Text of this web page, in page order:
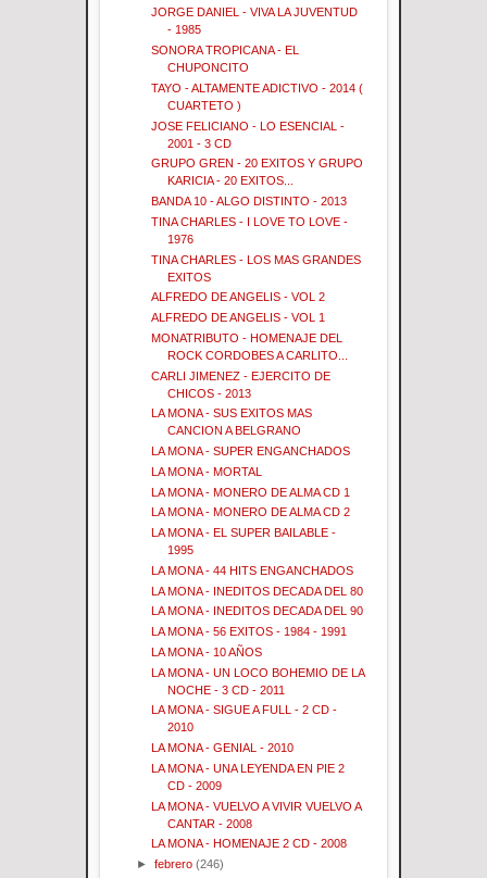
JORGE DANIEL - VIVA LA JUVENTUD
- 1985
SONORA TROPICANA - EL
CHUPONCITO
TAYO - ALTAMENTE ADICTIVO - 2014 (
CUARTETO )
JOSE FELICIANO - LO ESENCIAL -
2001 - 3 CD
GRUPO GREN - 20 EXITOS Y GRUPO
KARICIA - 20 EXITOS...
BANDA 10 - ALGO DISTINTO - 2013
TINA CHARLES - I LOVE TO LOVE -
1976
TINA CHARLES - LOS MAS GRANDES
EXITOS
ALFREDO DE ANGELIS - VOL 2
ALFREDO DE ANGELIS - VOL 1
MONATRIBUTO - HOMENAJE DEL
ROCK CORDOBES A CARLITO...
CARLI JIMENEZ - EJERCITO DE
CHICOS - 2013
LA MONA - SUS EXITOS MAS
CANCION A BELGRANO
LA MONA - SUPER ENGANCHADOS
LA MONA - MORTAL
LA MONA - MONERO DE ALMA CD 1
LA MONA - MONERO DE ALMA CD 2
LA MONA - EL SUPER BAILABLE -
1995
LA MONA - 44 HITS ENGANCHADOS
LA MONA - INEDITOS DECADA DEL 80
LA MONA - INEDITOS DECADA DEL 90
LA MONA - 56 EXITOS - 1984 - 1991
LA MONA - 10 AÑOS
LA MONA - UN LOCO BOHEMIO DE LA
NOCHE - 3 CD - 2011
LA MONA - SIGUE A FULL - 2 CD -
2010
LA MONA - GENIAL - 2010
LA MONA - UNA LEYENDA EN PIE 2
CD - 2009
LA MONA - VUELVO A VIVIR VUELVO A
CANTAR - 2008
LA MONA - HOMENAJE 2 CD - 2008
►febrero (246)